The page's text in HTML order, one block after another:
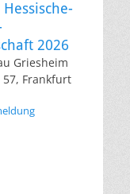
2026
Griesheim
Frankfurt